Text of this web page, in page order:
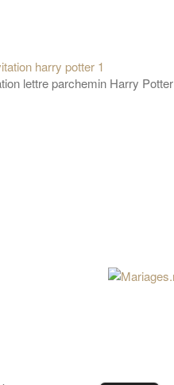
lettre parchemin Harry Potter